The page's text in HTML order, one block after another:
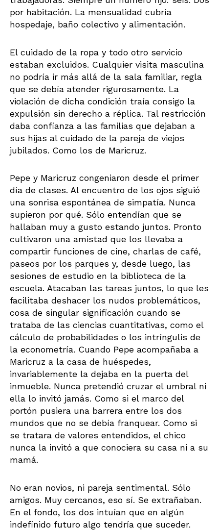
por habitación. La mensualidad cubría
hospedaje, baño colectivo y alimentación.
El cuidado de la ropa y todo otro servicio
estaban excluidos. Cualquier visita masculina
no podría ir más allá de la sala familiar, regla
que se debía atender rigurosamente. La
violación de dicha condición traía consigo la
expulsión sin derecho a réplica. Tal restricción
daba confianza a las familias que dejaban a
sus hijas al cuidado de la pareja de viejos
jubilados. Como los de Maricruz.
Pepe y Maricruz congeniaron desde el primer
día de clases. Al encuentro de los ojos siguió
una sonrisa espontánea de simpatía. Nunca
supieron por qué. Sólo entendían que se
hallaban muy a gusto estando juntos. Pronto
cultivaron una amistad que los llevaba a
compartir funciones de cine, charlas de café,
paseos por los parques y, desde luego, las
sesiones de estudio en la biblioteca de la
escuela. Atacaban las tareas juntos, lo que les
facilitaba deshacer los nudos problemáticos,
cosa de singular significación cuando se
trataba de las ciencias cuantitativas, como el
cálculo de probabilidades o los intríngulis de
la econometría. Cuando Pepe acompañaba a
Maricruz a la casa de huéspedes,
invariablemente la dejaba en la puerta del
inmueble. Nunca pretendió cruzar el umbral ni
ella lo invitó jamás. Como si el marco del
portón pusiera una barrera entre los dos
mundos que no se debía franquear. Como si
se tratara de valores entendidos, el chico
nunca la invitó a que conociera su casa ni a su
mamá.
No eran novios, ni pareja sentimental. Sólo
amigos. Muy cercanos, eso sí. Se extrañaban.
En el fondo, los dos intuían que en algún
indefinido futuro algo tendría que suceder.